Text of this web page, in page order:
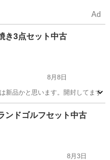
Ad
き3点セット中古
8月8日
新品かと思います。開封してます
ンドゴルフセット中古
8月3日